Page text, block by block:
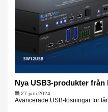
Nya USB3-produkter från
27 juni 2024
Avancerade USB-lösningar för